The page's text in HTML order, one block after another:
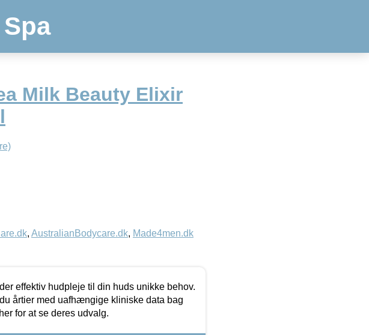
Milk Beauty Elixir
, AustralianBodycare.dk, Made4men.dk
effektiv hudpleje til din huds unikke behov.
årtier med uafhængige kliniske data bag
for at se deres udvalg.